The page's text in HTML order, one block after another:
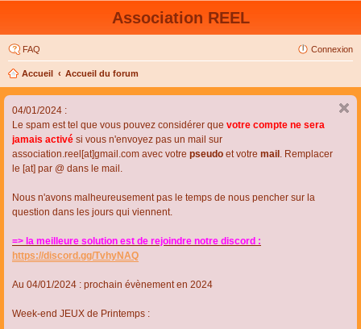
Association REEL
FAQ Connexion
Accueil Accueil du forum
04/01/2024 :
Le spam est tel que vous pouvez considérer que votre compte ne sera
jamais activé si vous n'envoyez pas un mail sur
association.reel[at]gmail.com avec votre pseudo et votre mail . Remplacer
le [at] par @ dans le mail.
Nous n'avons malheureusement pas le temps de nous pencher sur la
question dans les jours qui viennent.
=> la meilleure solution est de rejoindre notre discord :
https://discord.gg/TvhyNAQ
Au 04/01/2024 : prochain évènement en 2024
Week-end JEUX de Printemps :